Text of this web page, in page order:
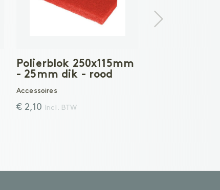
Polierblok 250x115mm
- 25mm dik - rood
Accessoires
€ 2,10 Incl. BTW